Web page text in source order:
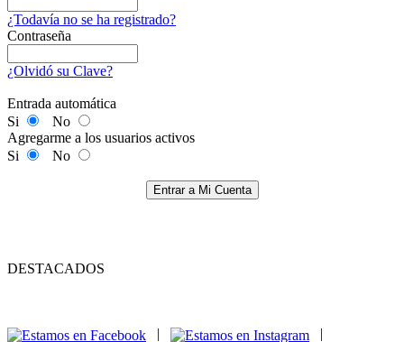
¿Todavía no se ha registrado?
Contraseña
¿Olvidó su Clave?
Entrada automática
Si
No
Agregarme a los usuarios activos
Si
No
Entrar a Mi Cuenta
DESTACADOS